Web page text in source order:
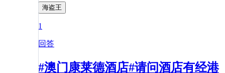
海盗王
1
回答
#澳门康莱德酒店#请问酒店有经港